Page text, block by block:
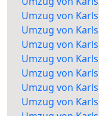
Umzug von
Umzug von
Umzug von
Umzug von
Umzug von
Umzug von
Umzug von